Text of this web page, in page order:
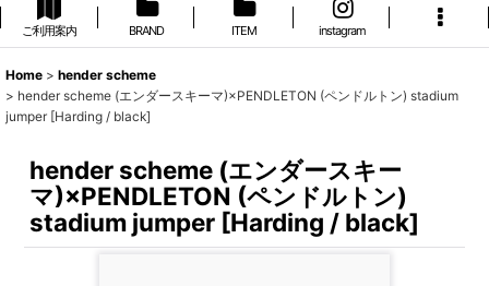
ご利用案内 BRAND ITEM instagram
Home > hender scheme
> hender scheme (エンダースキーマ)×PENDLETON (ペンドルトン) stadium
jumper [Harding / black]
hender scheme (エンダースキー
マ)×PENDLETON (ペンドルトン)
stadium jumper [Harding / black]